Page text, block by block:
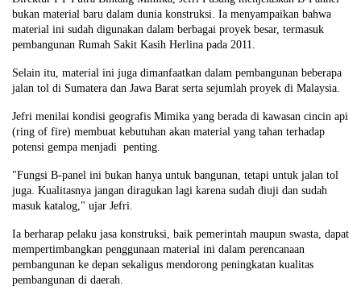
bukan material baru dalam dunia konstruksi. Ia menyampaikan bahwa
material ini sudah digunakan dalam berbagai proyek besar, termasuk
pembangunan Rumah Sakit Kasih Herlina pada 2011.
Selain itu, material ini juga dimanfaatkan dalam pembangunan beberapa
jalan tol di Sumatera dan Jawa Barat serta sejumlah proyek di Malaysia.
Jefri menilai kondisi geografis Mimika yang berada di kawasan cincin api
(ring of fire) membuat kebutuhan akan material yang tahan terhadap
potensi gempa menjadi penting.
"Fungsi B-panel ini bukan hanya untuk bangunan, tetapi untuk jalan tol
juga. Kualitasnya jangan diragukan lagi karena sudah diuji dan sudah
masuk katalog," ujar Jefri.
Ia berharap pelaku jasa konstruksi, baik pemerintah maupun swasta, dapat
mempertimbangkan penggunaan material ini dalam perencanaan
pembangunan ke depan sekaligus mendorong peningkatan kualitas
pembangunan di daerah.